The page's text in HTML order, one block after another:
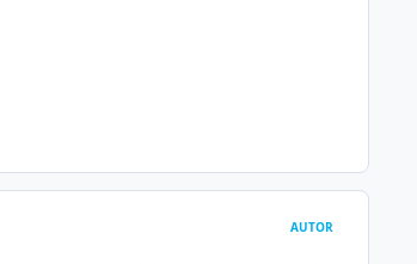
AUTOR